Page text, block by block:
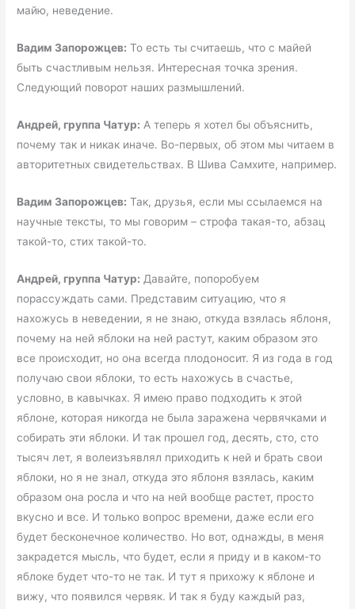
майю, неведение.
Вадим Запорожцев: То есть ты считаешь, что с майей
быть счастливым нельзя. Интересная точка зрения.
Следующий поворот наших размышлений.
Андрей, группа Чатур: А теперь я хотел бы объяснить,
почему так и никак иначе. Во-первых, об этом мы читаем в
авторитетных свидетельствах. В Шива Самхите, например.
Вадим Запорожцев: Так, друзья, если мы ссылаемся на
научные тексты, то мы говорим – строфа такая-то, абзац
такой-то, стих такой-то.
Андрей, группа Чатур: Давайте, попоробуем
порассуждать сами. Представим ситуацию, что я
нахожусь в неведении, я не знаю, откуда взялась яблоня,
почему на ней яблоки на ней растут, каким образом это
все происходит, но она всегда плодоносит. Я из года в год
получаю свои яблоки, то есть нахожусь в счастье,
условно, в кавычках. Я имею право подходить к этой
яблоне, которая никогда не была заражена червячками и
собирать эти яблоки. И так прошел год, десять, сто, сто
тысяч лет, я волеизъявлял приходить к ней и брать свои
яблоки, но я не знал, откуда это яблоня взялась, каким
образом она росла и что на ней вообще растет, просто
вкусно и все. И только вопрос времени, даже если его
будет бесконечное количество. Но вот, однажды, в меня
закрадется мысль, что будет, если я приду и в каком-то
яблоке будет что-то не так. И тут я прихожу к яблоне и
вижу, что появился червяк. И так я буду каждый раз,